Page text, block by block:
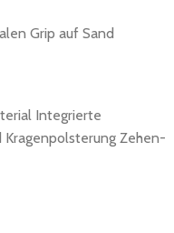
Grip auf Sand
Integrierte
Zehen-